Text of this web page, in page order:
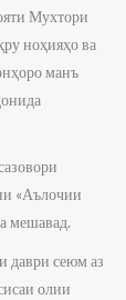
Мухтори
ноҳияҳо ва
манъ
«Аълочии
мешавад.
даври сеюм аз
олии